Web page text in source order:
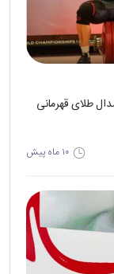
طلای قهرمانی
۱۰ ماه پیش